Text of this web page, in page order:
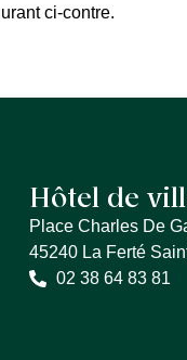
ci-contre.
Hôtel de
Place Charles De
45240 La Ferté
02 38 64 83 81